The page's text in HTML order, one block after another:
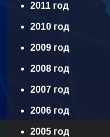
2011 год
2010 год
2009 год
2008 год
2007 год
2006 год
2005 год